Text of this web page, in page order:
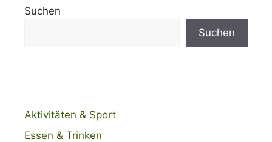
Suchen
Suchen
Aktivitäten & Sport
Essen & Trinken